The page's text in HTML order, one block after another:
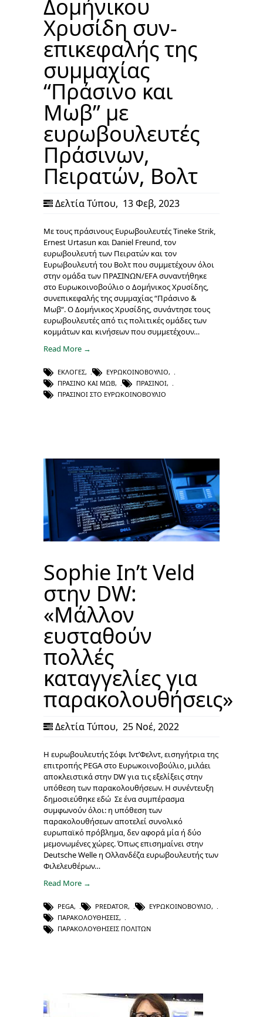
Δομήνικου
Χρυσίδη συν-
επικεφαλής της
συμμαχίας
“Πράσινο και
Μωβ” με
ευρωβουλευτές
Πράσινων,
Πειρατών, Βολτ
Δελτία Τύπου, 13 Φεβ, 2023
Με τους πράσινους Ευρωβουλευτές Tineke Strik,
Ernest Urtasun και Daniel Freund, τον
ευρωβουλευτή των Πειρατών και τον
Ευρωβουλευτή του Βολτ που συμμετέχουν όλοι
στην ομάδα των ΠΡΑΣΙΝΩΝ/EFA συναντήθηκε
στο Ευρωκοινοβούλιο ο Δομήνικος Χρυσίδης,
συνεπικεφαλής της συμμαχίας “Πράσινο &
Μωβ“. Ο Δομήνικος Χρυσίδης, συνάντησε τους
ευρωβουλευτές από τις πολιτικές ομάδες των
κομμάτων και κινήσεων που συμμετέχουν…
Read More →
ΕΚΛΟΓΈΣ, ΕΥΡΩΚΟΙΝΟΒΟΎΛΙΟ,
ΠΡΑΣΙΝΟ ΚΑΙ ΜΩΒ, ΠΡΆΣΙΝΟΙ,
ΠΡΆΣΙΝΟΙ ΣΤΟ ΕΥΡΩΚΟΙΝΟΒΟΥΛΙΟ
Sophie In’t Veld
στην DW:
«Μάλλον
ευσταθούν
πολλές
καταγγελίες για
παρακολουθήσεις»
Δελτία Τύπου, 25 Νοέ, 2022
Η ευρωβουλευτής Σόφι Ιντ’Φελντ, εισηγήτρια της
επιτροπής PEGA στο Ευρωκοινοβούλιο, μιλάει
αποκλειστικά στην DW για τις εξελίξεις στην
υπόθεση των παρακολουθήσεων. H συνέντευξη
δημοσιεύθηκε εδώ Σε ένα συμπέρασμα
συμφωνούν όλοι: η υπόθεση των
παρακολουθήσεων αποτελεί συνολικό
ευρωπαϊκό πρόβλημα, δεν αφορά μία ή δύο
μεμονωμένες χώρες. Όπως επισημαίνει στην
Deutsche Welle η Ολλανδέζα ευρωβουλευτής των
Φιλελευθέρων…
Read More →
PEGA, PREDATOR, ΕΥΡΩΚΟΙΝΟΒΟΎΛΙΟ,
ΠΑΡΑΚΟΛΟΥΘΉΣΕΙΣ,
ΠΑΡΑΚΟΛΟΥΘΉΣΕΙΣ ΠΟΛΙΤΏΝ